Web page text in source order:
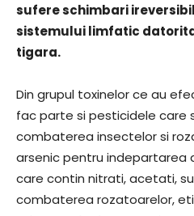
sufere schimbari
sistemului limfatic
tigara.
Din grupul toxinelor ce au
fac parte si pesticidele care
combaterea insectelor si
arsenic pentru indepartarea
care contin nitrati, acetati,
combaterea rozatoarelor,